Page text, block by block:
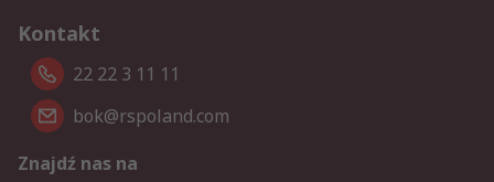
Kontakt
22 22 3 11 11
bok@rspoland.com
Znajdź nas na